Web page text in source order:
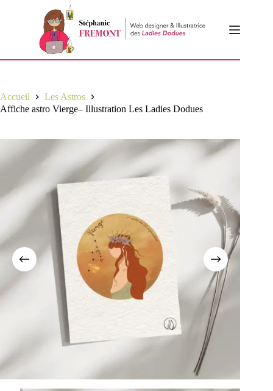
Accueil
Les Astros
Affiche astro Vierge– Illustration Les Ladies Dodues